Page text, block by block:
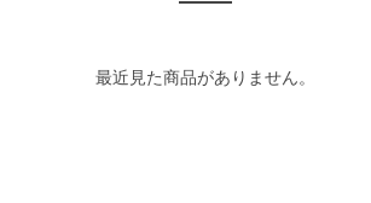
最近見た商品がありません。